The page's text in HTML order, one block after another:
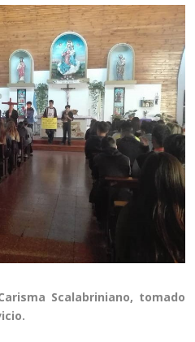
Scalabriniano, tomado